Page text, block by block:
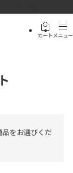
local_mall
カート
menu
メニュー
をお選びくだ